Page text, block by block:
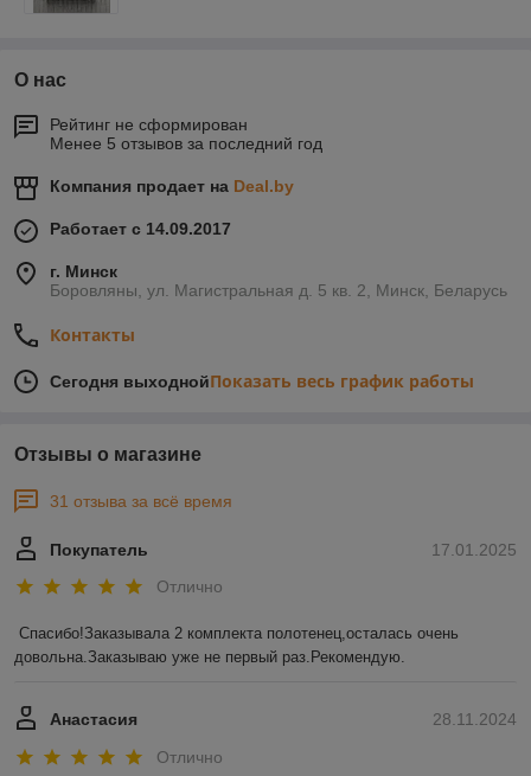
О нас
Рейтинг не сформирован
Менее 5 отзывов за последний год
Компания продает на Deal.by
Работает с 14.09.2017
г. Минск
Боровляны, ул. Магистральная д. 5 кв. 2, Минск, Беларусь
Контакты
Сегодня выходнойПоказать весь график работы
Отзывы о магазине
31 отзыва за всё время
17.01.2025
Покупатель
Отлично
Спасибо!Заказывала 2 комплекта полотенец,осталась очень
довольна.Заказываю уже не первый раз.Рекомендую.
28.11.2024
Анастасия
Отлично